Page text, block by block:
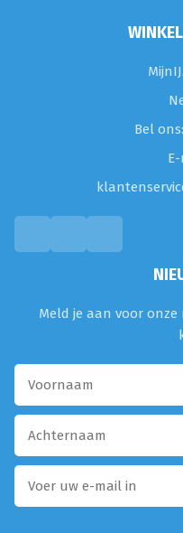
Bel
Meld je aan voor